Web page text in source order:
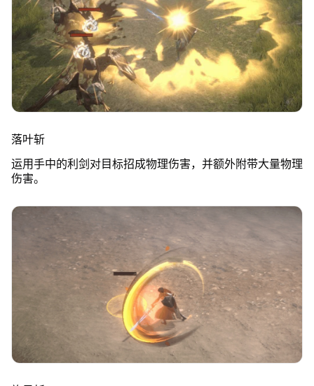
落叶斩
运用手中的利剑对目标招成物理伤害，并额外附带大量物理
伤害。